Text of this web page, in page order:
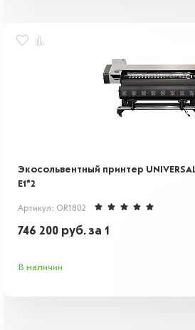
Экосольвентный принтер
E1*2
Артикул: OR1802
746 200 руб.за 1
В наличии